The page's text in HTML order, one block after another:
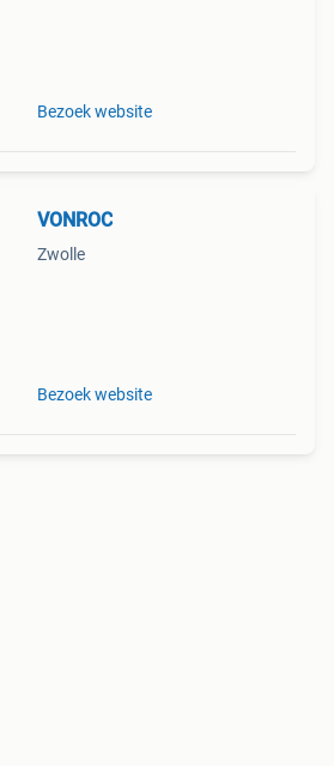
Bezoek website
VONROC
Zwolle
Bezoek website